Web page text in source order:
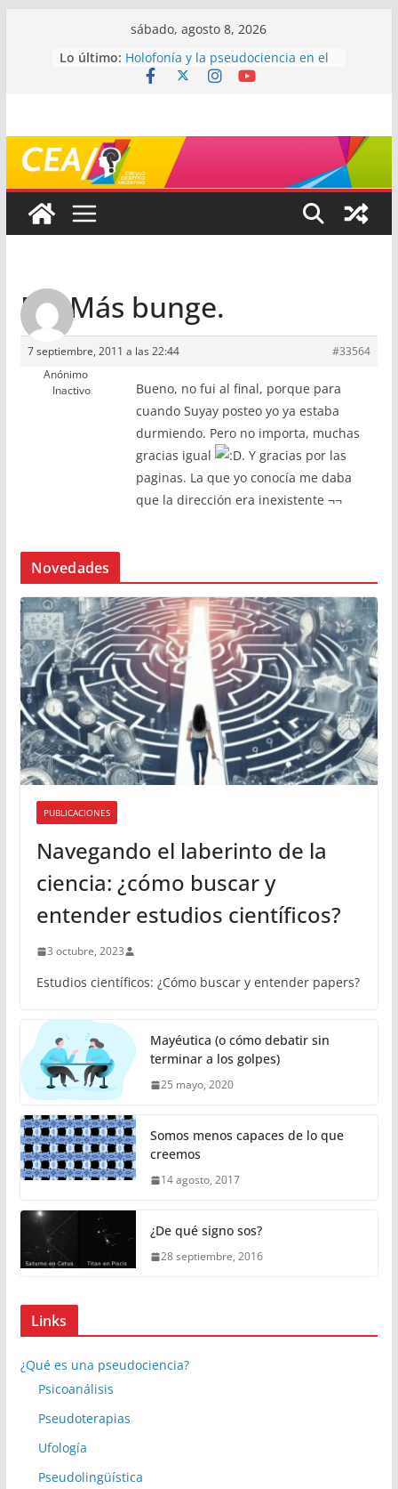
sábado, agosto 8, 2026
Lo último: Holofonía y la pseudociencia en el
audio
Mayéutica (o cómo debatir sin
terminar a los golpes)
Somos menos capaces de lo que
Re: Más bunge.
7 septiembre, 2011 a las 22:44
#33564
Anónimo
Inactivo
Bueno, no fui al final, porque para
cuando Suyay posteo yo ya estaba
durmiendo. Pero no importa, muchas
gracias igual
. Y gracias por las
paginas. La que yo conocía me daba
que la dirección era inexistente ¬¬
Novedades
PUBLICACIONES
Navegando el laberinto de la
ciencia: ¿cómo buscar y
entender estudios científicos?
3 octubre, 2023
Estudios científicos: ¿Cómo buscar y entender papers?
Mayéutica (o cómo debatir sin
terminar a los golpes)
25 mayo, 2020
Somos menos capaces de lo que
creemos
14 agosto, 2017
¿De qué signo sos?
28 septiembre, 2016
Links
¿Qué es una pseudociencia?
Psicoanálisis
Pseudoterapias
Ufología
Pseudolingüística